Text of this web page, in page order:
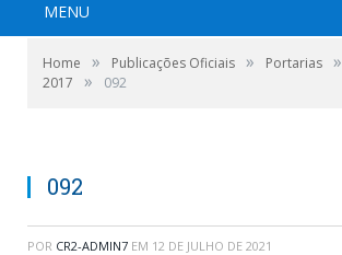
MENU
Home » Publicações Oficiais » Portarias »
2017
» 092
092
POR CR2-ADMIN7 EM 12 DE JULHO DE 2021